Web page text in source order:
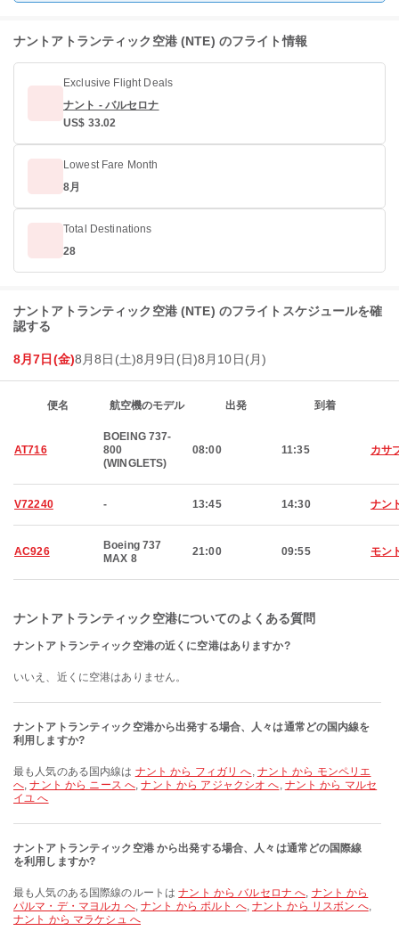
ナントアトランティック空港 (NTE) のフライト情報
Exclusive Flight Deals
ナント - バルセロナ
US$ 33.02
Lowest Fare Month
8月
Total Destinations
28
ナントアトランティック空港 (NTE) のフライトスケジュールを確
認する
8月7日(金)8月8日(土)8月9日(日)8月10日(月)
便名 航空機のモデル 出発 到着
AT716
BOEING 737-
800
(WINGLETS)
08:00 11:35 カサ
V72240 - 13:45 14:30 ナン
AC926
Boeing 737
MAX 8
21:00 09:55 モン
ナントアトランティック空港についてのよくある質問
ナントアトランティック空港の近くに空港はありますか?
いいえ、近くに空港はありません。
ナントアトランティック空港から出発する場合、人々は通常どの国内線を
利用しますか?
最も人気のある国内線は ナント から フィガリ へ, ナント から モンペリエ
へ,ナント から ニース へ,ナント から アジャクシオ へ, ナント から マルセ
イユ へ
ナントアトランティック空港 から出発する場合、人々は通常どの国際線
を利用しますか?
最も人気のある国際線のルートはナント から バルセロナ へ, ナント から
パルマ・デ・マヨルカ へ, ナント から ポルト へ, ナント から リスボン へ,
ナント から マラケシュ へ